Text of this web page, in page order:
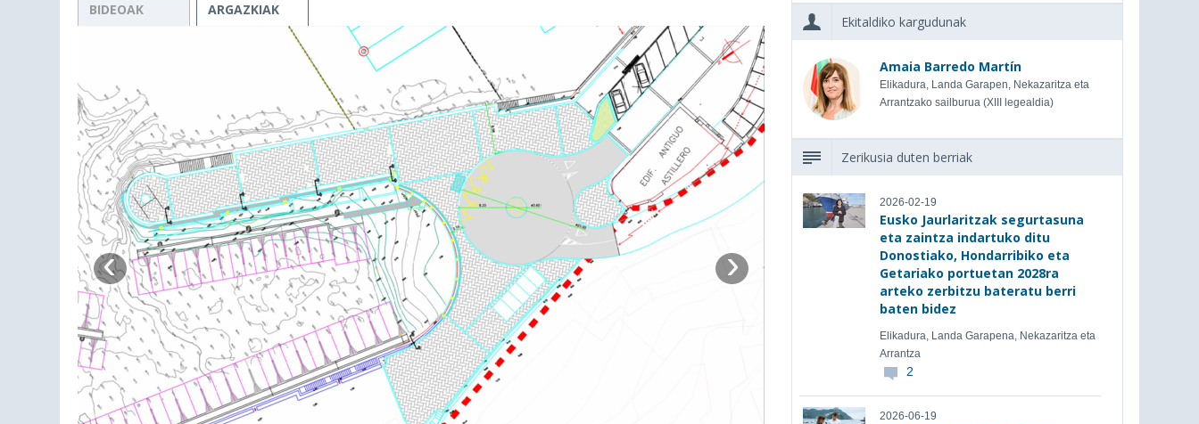
BIDEOAK ARGAZKIAK
‹ ›
Ekitaldiko kargudunak
Amaia Barredo Martín
Elikadura, Landa Garapen, Nekazaritza eta
Arrantzako sailburua (XIII legealdia)
Zerikusia duten berriak
2026-02-19
Eusko Jaurlaritzak segurtasuna
eta zaintza indartuko ditu
Donostiako, Hondarribiko eta
Getariako portuetan 2028ra
arteko zerbitzu bateratu berri
baten bidez
Elikadura, Landa Garapena, Nekazaritza eta
Arrantza
2
2026-06-19